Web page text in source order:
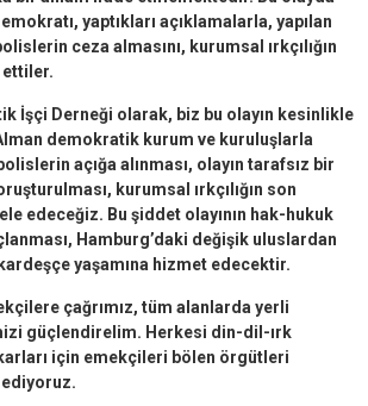
yaptıkları açıklamalarla, yapılan
ceza almasını, kurumsal ırkçılığın
ettiler.
İşçi Derneği olarak, biz bu olayın kesinlikle
demokratik kurum ve kuruluşlarla
açığa alınması, olayın tarafsız bir
kurumsal ırkçılığın son
edeceğiz. Bu şiddet olayının hak-hukuk
Hamburg’daki değişik uluslardan
yaşamına hizmet edecektir.
çağrımız, tüm alanlarda yerli
güçlendirelim. Herkesi din-dil-ırk
için emekçileri bölen örgütleri